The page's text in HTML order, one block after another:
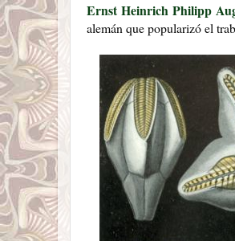
Ernst Heinrich Philipp
alemán que popularizó el